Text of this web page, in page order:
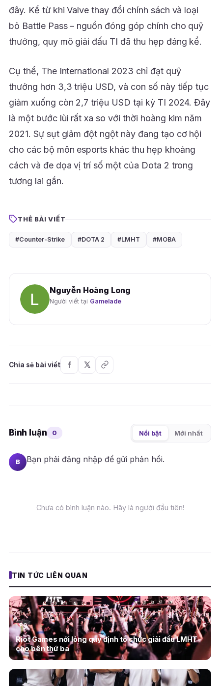
đây. Kể từ khi Valve thay đổi chính sách và loại
bỏ Battle Pass – nguồn đóng góp chính cho quỹ
thưởng, quy mô giải đấu TI đã thu hẹp đáng kể.
Cụ thể, The International 2023 chỉ đạt quỹ
thưởng hơn 3,3 triệu USD, và con số này tiếp tục
giảm xuống còn 2,7 triệu USD tại kỳ TI 2024. Đây
là một bước lùi rất xa so với thời hoàng kim năm
2021. Sự sụt giảm đột ngột này đang tạo cơ hội
cho các bộ môn esports khác thu hẹp khoảng
cách và đe dọa vị trí số một của Dota 2 trong
tương lai gần.
THẺ BÀI VIẾT
#Counter-Strike #DOTA 2 #LMHT #MOBA
Nguyễn Hoàng Long
Người viết tại Gamelade
Chia sẻ bài viết
Bình luận 0 Nổi bật Mới nhất
B Bạn phải đăng nhập để gửi phản hồi.
Chưa có bình luận nào. Hãy là người đầu tiên!
TIN TỨC LIÊN QUAN
PC
Riot Games nới lỏng quy định tổ chức giải đấu LMHT
cho bên thứ ba